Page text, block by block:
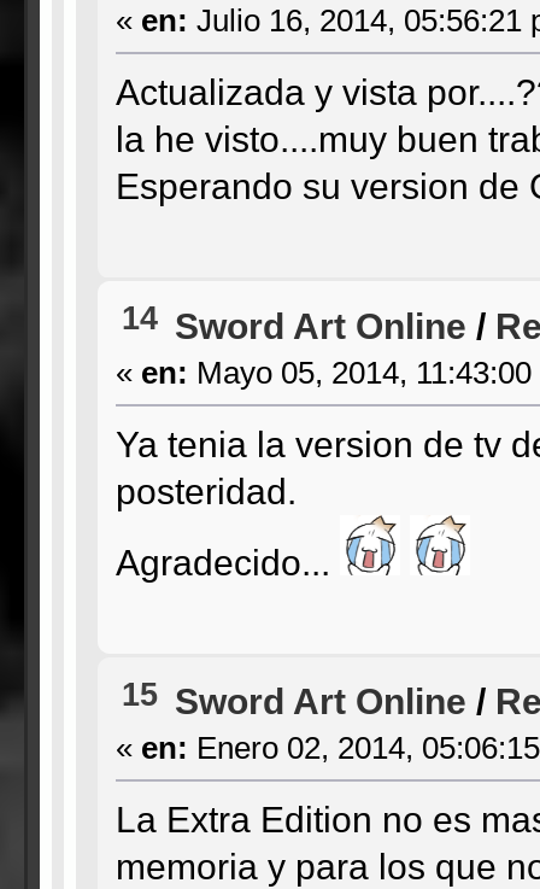
« en: Julio 16, 2014, 05:56:21
Actualizada y vista
la he visto....muy buen
Esperando su version de
14 Sword Art Online /
« en: Mayo 05, 2014,
Ya tenia la version de tv
posteridad.
Agradecido...
15 Sword Art Online /
« en: Enero 02, 2014,
La Extra Edition no es
memoria y para los que